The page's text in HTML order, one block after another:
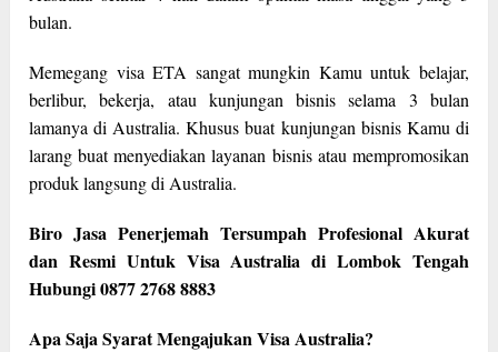
bulan.
Memegang visa ETA sangat mungkin Kamu untuk belajar,
berlibur, bekerja, atau kunjungan bisnis selama 3 bulan
lamanya di Australia. Khusus buat kunjungan bisnis Kamu di
larang buat menyediakan layanan bisnis atau mempromosikan
produk langsung di Australia.
Biro Jasa Penerjemah Tersumpah Profesional Akurat
dan Resmi Untuk Visa Australia di Lombok Tengah
Hubungi 0877 2768 8883
Apa Saja Syarat Mengajukan Visa Australia?